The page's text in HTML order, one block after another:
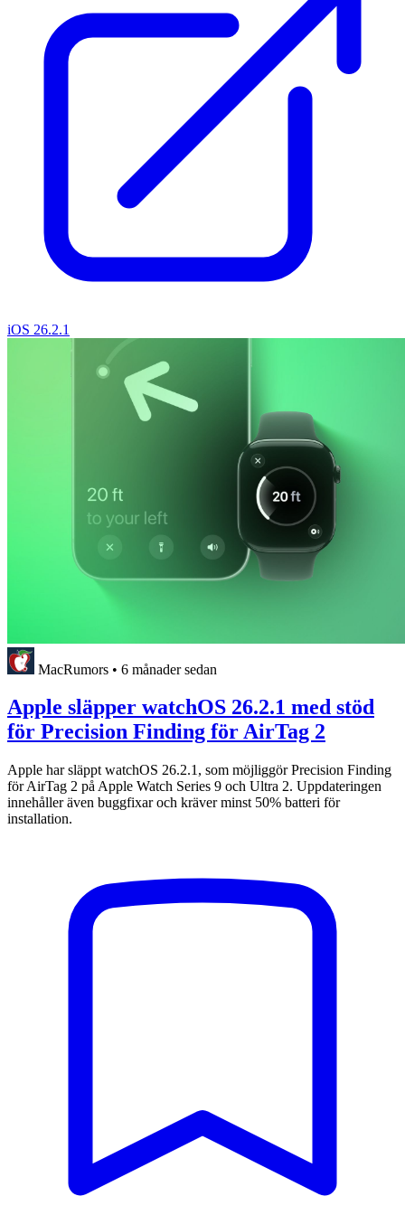
iOS 26.2.1
MacRumors • 6 månader sedan
Apple släpper watchOS 26.2.1 med stöd
för Precision Finding för AirTag 2
Apple har släppt watchOS 26.2.1, som möjliggör Precision Finding
för AirTag 2 på Apple Watch Series 9 och Ultra 2. Uppdateringen
innehåller även buggfixar och kräver minst 50% batteri för
installation.